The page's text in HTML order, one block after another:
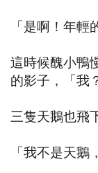
「是啊！年輕
這時候醜小鴨
的影子，「我
三隻天鵝也飛
「我不是天鵝